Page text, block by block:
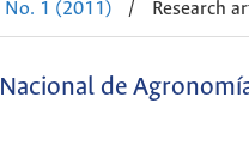
No. 1 (2011) / Research
de